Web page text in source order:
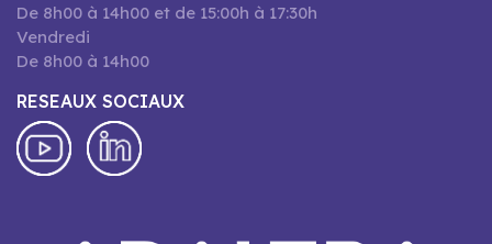
De 8h00 à 14h00 et de 15:00h à 17:30h
Vendredi
De 8h00 à 14h00
RESEAUX SOCIAUX